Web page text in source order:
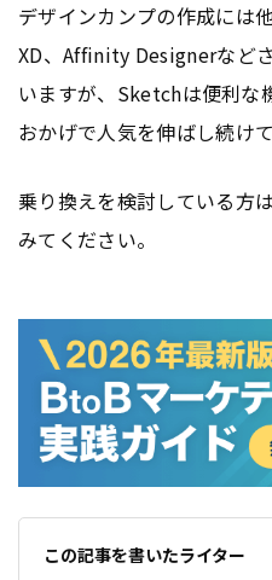
デザインカンプの作成に
XD、Affinity Designerなど
いますが、Sketchは便利な
おかげで人気を伸ばし続けて
乗り換えを検討している方
みてください。
この記事を書いたライター